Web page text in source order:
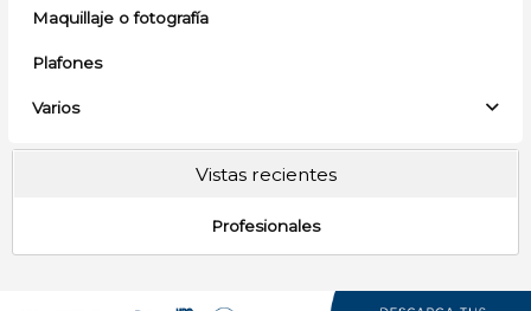
Maquillaje o fotografía
Plafones
Varios
Vistas recientes
Profesionales